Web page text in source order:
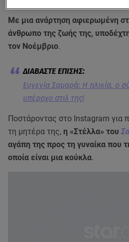
Με μια ανάρτηση αφιερωμένη
άνθρωπο της ζωής της,
τον Νοέμβριο.
Ευγενία Σαμαρά: Η ηλικία, o
υπέροχο στιλ της!
Ποστάροντας στο Instagram για
τη μητέρα της, η «Στέλλα» του
αγάπη της προς τη γυναίκα που
οποία είναι μια κούκλα.